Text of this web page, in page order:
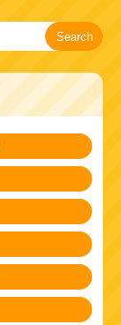
Search